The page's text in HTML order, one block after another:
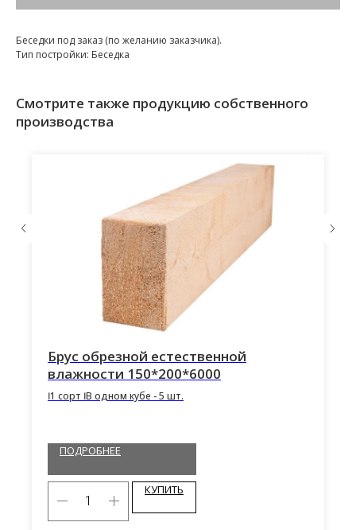
Беседки под заказ (по желанию заказчика).
Тип постройки: Беседка
Смотрите также продукцию собственного
производства
Брус обрезной естественной
влажности 150*200*6000
Ӏ 1 сорт Ӏ В одном кубе - 5 шт.
ПОДРОБНЕЕ
КУПИТЬ